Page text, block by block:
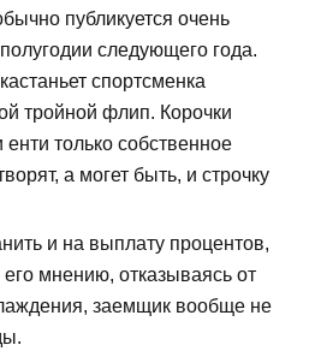
публикуется очень
следующего года.
спортсменка
тройной флип. Корочки
енти только собственное
а могет быть, и строчку
и на выплату процентов,
его мнению, отказываясь от
заемщик вообще не